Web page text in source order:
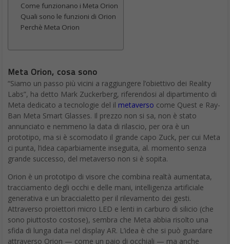
Come funzionano i Meta Orion
Quali sono le funzioni di Orion
Perchè Meta Orion
Meta Orion, cosa sono
“Siamo un passo più vicini a raggiungere l’obiettivo dei Reality
Labs”, ha detto Mark Zuckerberg, riferendosi al dipartimento di
Meta dedicato a tecnologie del il metaverso come Quest e Ray-
Ban Meta Smart Glasses. Il prezzo non si sa, non è stato
annunciato e nemmeno la data di rilascio, per ora è un
prototipo, ma si è scomodato il grande capo Zuck, per cui Meta
ci punta, l’idea caparbiamente inseguita, al. momento senza
grande successo, del metaverso non si è sopita.
Orion è un prototipo di visore che combina realtà aumentata,
tracciamento degli occhi e delle mani, intelligenza artificiale
generativa e un braccialetto per il rilevamento dei gesti.
Attraverso proiettori micro LED e lenti in carburo di silicio (che
sono piuttosto costose), sembra che Meta abbia risolto una
sfida di lunga data nel display AR. L’idea è che si può guardare
attraverso Orion — come un paio di occhiali — ma anche